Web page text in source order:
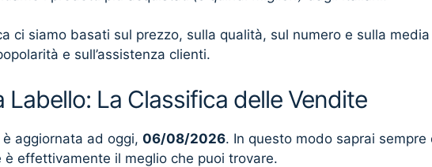
ci siamo basati sul prezzo, sulla qualità, sul numero e sulla
e sull’assistenza clienti.
Labello: La Classifica delle Vendite
aggiornata ad oggi, 06/08/2026. In questo modo saprai sempre
effettivamente il meglio che puoi trovare.